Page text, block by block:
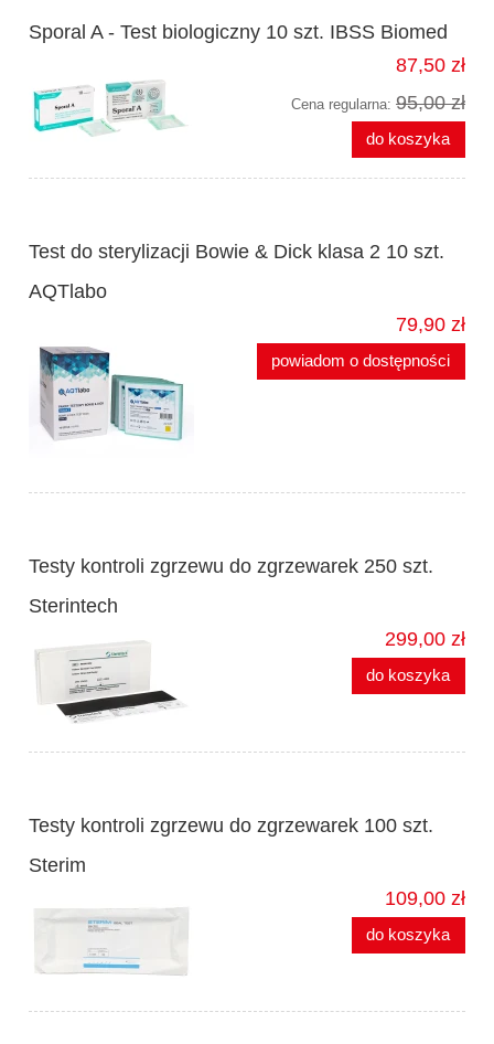
Sporal A - Test biologiczny 10 szt. IBSS Biomed
87,50 zł
Cena regularna: 95,00 zł
do koszyka
Test do sterylizacji Bowie & Dick klasa 2 10 szt.
AQTlabo
79,90 zł
powiadom o dostępności
Testy kontroli zgrzewu do zgrzewarek 250 szt.
Sterintech
299,00 zł
do koszyka
Testy kontroli zgrzewu do zgrzewarek 100 szt.
Sterim
109,00 zł
do koszyka